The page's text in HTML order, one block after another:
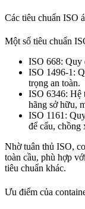
Các tiêu chuẩn ISO
Một số tiêu chuẩn
ISO 668: Quy
ISO 1496-1:
trọng an toàn.
ISO 6346: Hệ
hãng sở hữu,
ISO 1161:
để cẩu, chồng
Nhờ tuân thủ ISO,
toàn cầu, phù hợp
tiêu chuẩn khác.
Ưu điểm của